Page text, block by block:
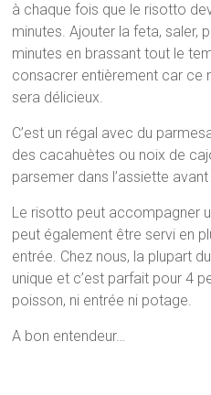
à chaque fois que le risotto
minutes. Ajouter la feta, saler,
minutes en brassant tout le
consacrer entièrement car ce
sera délicieux.
C’est un régal avec du
des cacahuètes ou noix de
parsemer dans l’assiette
Le risotto peut accompagner
peut également être servi en
entrée. Chez nous, la plupart
unique et c’est parfait pour 4
poisson, ni entrée ni potage.
A bon entendeur…